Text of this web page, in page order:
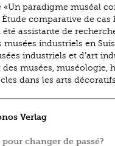
«Un paradigme muséal
comparative de cas
été assistante de
musées industriels en
industriels et d’art
musées, muséologie,
dans les arts
Verlag
changer de passé?